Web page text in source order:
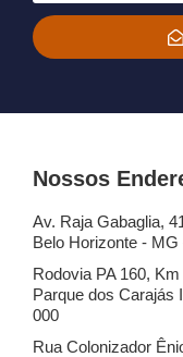
Nossos
Av. Raja Gabaglia,
Belo Horizonte -
Rodovia PA 160,
Parque dos Carajás
000
Rua Colonizador